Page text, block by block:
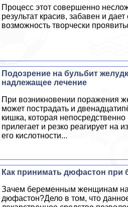
Процесс этот совершенно
результат красив, забавен и
возможность творчески
Подозрение на бульбит
надлежащее лечение
При возникновении поражения
может пострадать и
кишка, которая непосредственно
прилегает и резко реагирует на
его кислотности...
Как принимать дюфастон при
Зачем беременным женщинам
дюфастон?Дело в том, что